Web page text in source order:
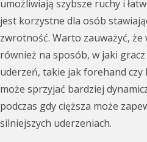
umożliwiają szybsze ruchy i
jest korzystne dla osób
zwrotność. Warto zauważyć, że
również na sposób, w jaki
uderzeń, takie jak forehand czy
może sprzyjać bardziej
podczas gdy cięższa może
silniejszych uderzeniach.